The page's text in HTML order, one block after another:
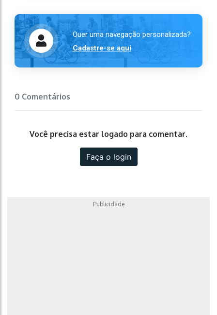
Quer uma navegação personalizada?
Cadastre-se aqui
0 Comentários
Você precisa estar logado para comentar.
Faça o login
Publicidade